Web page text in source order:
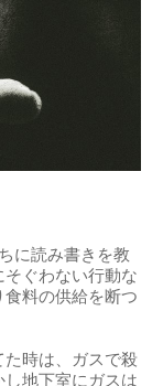
に読み書きを教
ぐわない行動な
料の供給を断つ
時は、ガスで殺
地下室にガスは